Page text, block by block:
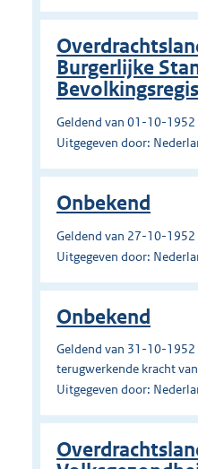
Burgerlijke
Geldend van 01-10-
Uitgegeven door:
Onbekend
Geldend van 27-10-
Uitgegeven door:
Onbekend
Geldend van 31-10-
terugwerkende kracht
Uitgegeven door: